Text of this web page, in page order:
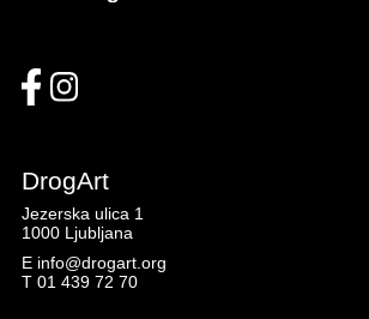
DrogArt
Jezerska ulica 1
1000 Ljubljana
E info@drogart.org
T 01 439 72 70